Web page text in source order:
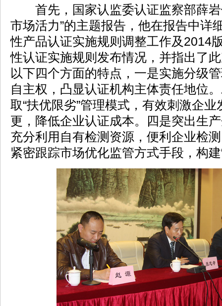
首先，国家认监委认证监察部薛岩
市场活力”的主题报告，他在报告中详
性产品认证实施规则调整工作及2014
性认证实施规则发布情况，并指出了
以下四个方面的特点，一是实施分级
自主权，凸显认证机构主体责任地位
取“扶优限劣”管理模式，有效刺激企
更，降低企业认证成本。四是突出生
充分利用自有检测资源，便利企业检
紧密跟踪市场优化监管方式手段，构建